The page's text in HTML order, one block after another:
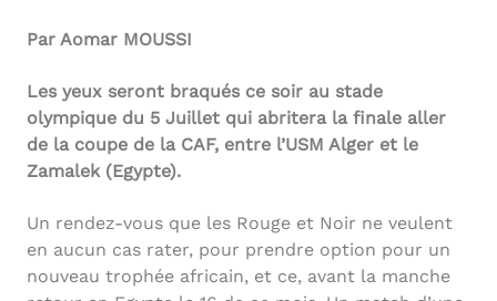
Par Aomar MOUSSI
Les yeux seront braqués ce soir au stade
olympique du 5 Juillet qui abritera la finale aller
de la coupe de la CAF, entre l’USM Alger et le
Zamalek (Egypte).
Un rendez-vous que les Rouge et Noir ne veulent
en aucun cas rater, pour prendre option pour un
nouveau trophée africain, et ce, avant la manche